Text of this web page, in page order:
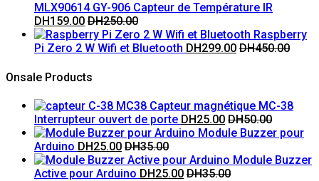
MLX90614 GY-906 Capteur de Température IR
DH159.00 DH250.00
Raspberry
Pi Zero 2 W Wifi et Bluetooth DH299.00 DH450.00
Onsale Products
Capteur magnétique MC-38
Interrupteur ouvert de porte DH25.00 DH50.00
Module Buzzer pour
Arduino DH25.00 DH35.00
Module Buzzer
Active pour Arduino DH25.00 DH35.00